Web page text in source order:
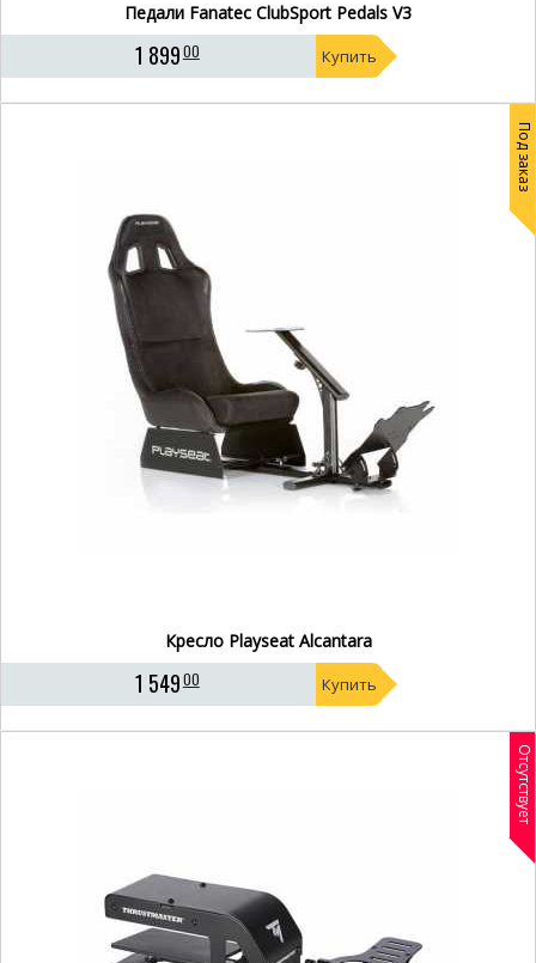
Педали Fanatec ClubSport Pedals V3
1 89900 Купить
Под заказ
Кресло Playseat Alcantara
1 54900 Купить
Отсутствует